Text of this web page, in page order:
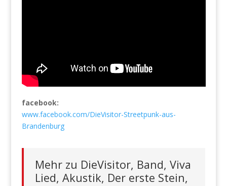
facebook:
www.facebook.com/DieVisitor-Streetpunk-aus-
Brandenburg
Mehr zu DieVisitor, Band, Viva
Lied, Akustik, Der erste Stein,